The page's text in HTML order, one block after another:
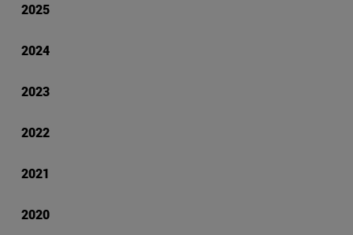
2025
2024
2023
2022
2021
2020